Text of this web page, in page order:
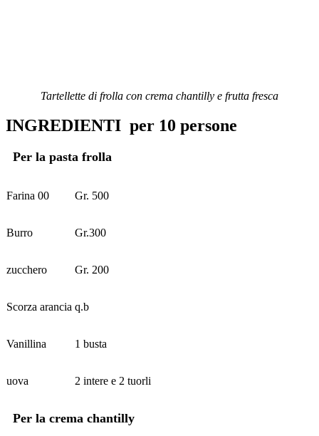
Tartellette di frolla con crema chantilly e frutta fresca
INGREDIENTI per 10 persone
Per la pasta frolla
Farina 00 Gr. 500
Burro Gr.300
zucchero Gr. 200
Scorza arancia q.b
Vanillina 1 busta
uova 2 intere e 2 tuorli
Per la crema chantilly